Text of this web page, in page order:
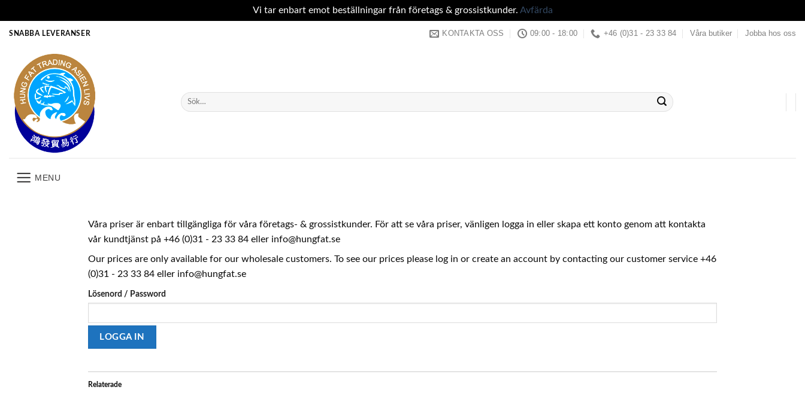
Vi tar enbart emot beställningar från företags & grossistkunder. Avfärda
SNABBA LEVERANSER KONTAKTA OSS 09:00 - 18:00 +46 (0)31 - 23 33 84 Våra butiker Jobba hos oss
Sök
efter:
MENU
Våra priser är enbart tillgängliga för våra företags- & grossistkunder. För att se våra priser, vänligen logga in eller skapa ett konto genom att kontakta
vår kundtjänst på +46 (0)31 - 23 33 84 eller info@hungfat.se
Our prices are only available for our wholesale customers. To see our prices please log in or create an account by contacting our customer service +46
(0)31 - 23 33 84 eller info@hungfat.se
Lösenord / Password
Relaterade